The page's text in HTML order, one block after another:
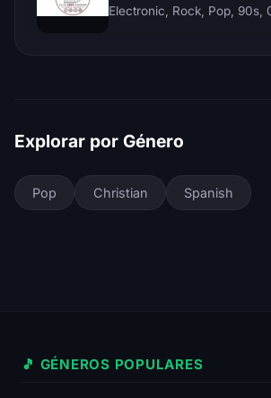
Explorar por Género
Pop Christian Spanish
🎵 GÉNEROS POPULARES